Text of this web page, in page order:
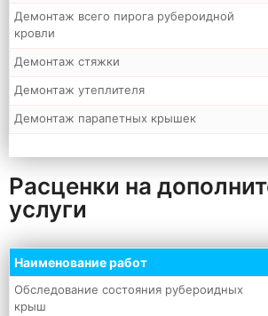
Демонтаж всего пирога рубероидной
кровли
Демонтаж стяжки
Демонтаж утеплителя
Демонтаж парапетных крышек
Расценки на
услуги
Наименование работ
Обследование состояния рубероидных
крыш